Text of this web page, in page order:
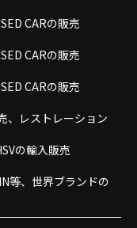
CARの販売
CARの販売
CARの販売
、レストレーション
の輸入販売
等、世界ブランドの